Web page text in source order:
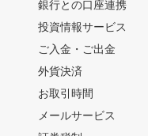
銀行との口座連携
投資情報サービス
ご入金・ご出金
外貨決済
お取引時間
メールサービス